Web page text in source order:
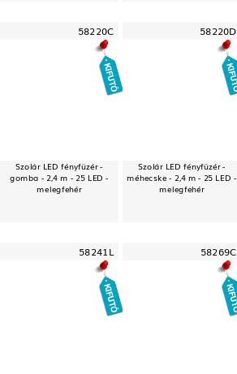
58220C
Szolár LED fényfüzér -
gomba - 2,4 m - 25 LED -
melegfehér
58220D
Szolár LED fényfüzér -
méhecske - 2,4 m - 25 LED -
melegfehér
58241L 58269C